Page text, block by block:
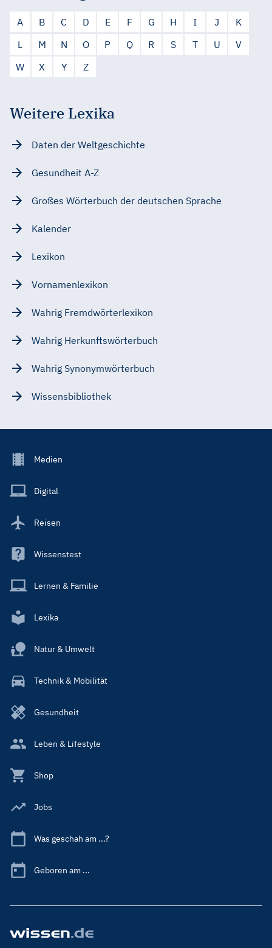
A B C D E F G H I J
K
L
M N O P Q R S T U
V
W
X Y Z
Weitere Lexika
Daten der Weltgeschichte
Gesundheit A-Z
Großes Wörterbuch der deutschen Sprache
Kalender
Lexikon
Vornamenlexikon
Wahrig Fremdwörterlexikon
Wahrig Herkunftswörterbuch
Wahrig Synonymwörterbuch
Wissensbibliothek
Footer
Main
Medien
Digital
Reisen
Wissenstest
Lernen & Familie
Lexika
Natur & Umwelt
Technik & Mobilität
Gesundheit
Leben & Lifestyle
Shop
Jobs
Was geschah am ...?
Geboren am ...